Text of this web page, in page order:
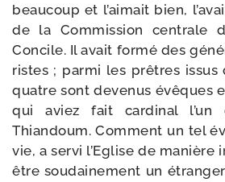
beau­coup et l’ai­mait bien,
de la Commission cen­trale
Concile. Il avait for­mé des
ristes ; par­mi les prêtres issus
quatre sont deve­nus évêques
qui aviez fait car­di­nal l’un
Thiandoum. Comment un tel
vie, a ser­vi l’Eglise de
être sou­dai­ne­ment un